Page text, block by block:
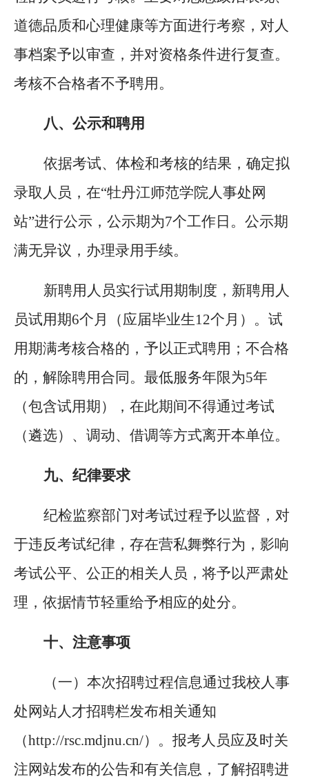
道德品质和心理健康等方面进行考察，对人
事档案予以审查，并对资格条件进行复查。
考核不合格者不予聘用。
八、 公示和聘用
依据考试、体检和考核的结果，确定拟
录取人员，在“牡丹江师范学院人事处网
站”进行公示，公示期为7个工作日。公示期
满无异议，办理录用手续。
新聘用人员实行试用期制度，新聘用人
员试用期6个月（应届毕业生12个月）。试
用期满考核合格的，予以正式聘用；不合格
的，解除聘用合同。最低服务年限为5年
（包含试用期），在此期间不得通过考试
（遴选）、调动、借调等方式离开本单位。
九、 纪律要求
纪检监察部门对考试过程予以监督，对
于违反考试纪律，存在营私舞弊行为，影响
考试公平、公正的相关人员，将予以严肃处
理，依据情节轻重给予相应的处分。
十、 注意事项
（一）本次招聘过程信息通过我校人事
处网站人才招聘栏发布相关通知
（http://rsc.mdjnu.cn/）。报考人员应及时关
注网站发布的公告和有关信息，了解招聘进